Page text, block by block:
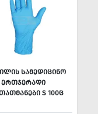
ᲡᲐᲛᲔᲓᲘᲪᲘᲜᲝ
ᲔᲠᲗᲯᲔᲠᲐᲓᲘ
S 100Ც